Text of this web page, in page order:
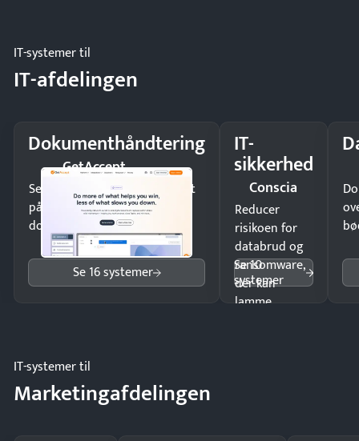
IT-systemer til
IT-afdelingen
Dokumenthåndtering
GetAccept
Send kontrakter til underskrift
på minutter og mist ingen
dokumenter.
Se 16 systemer
IT-
sikkerhed
Conscia
Reducer
risikoen for
databrud og
ransomware,
der kan
lamme
Se 10
systemer
IT-systemer til
Marketingafdelingen